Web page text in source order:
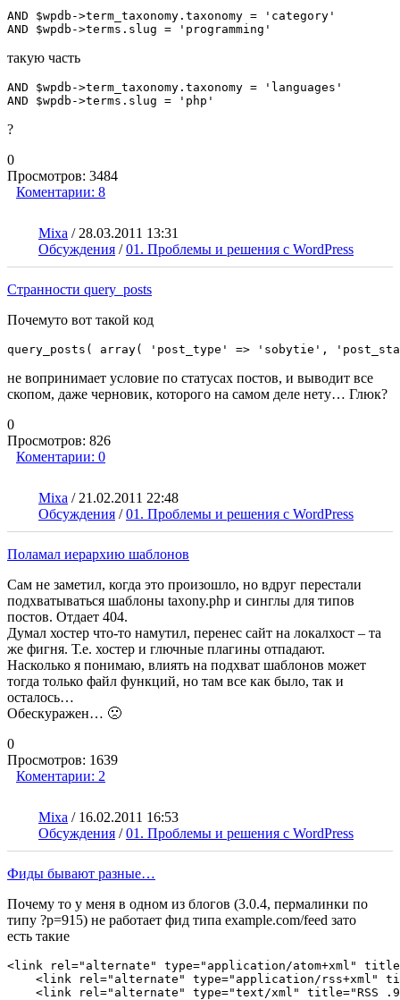
AND $wpdb->term_taxonomy.taxonomy = 'category'
AND $wpdb->terms.slug = 'programming'
такую часть
AND $wpdb->term_taxonomy.taxonomy = 'languages'
AND $wpdb->terms.slug = 'php'
?
0
Просмотров: 3484
Коментарии: 8
Mixa / 28.03.2011 13:31
Обсуждения /01. Проблемы и решения с WordPress
Странности query_posts
Почемуто вот такой код
query_posts( array( 'post_type' => 'sobytie',
не вопринимает условие по статусах постов, и выводит все
скопом, даже черновик, которого на самом деле нету… Глюк?
0
Просмотров: 826
Коментарии: 0
Mixa / 21.02.2011 22:48
Обсуждения /01. Проблемы и решения с WordPress
Поламал иерархию шаблонов
Сам не заметил, когда это произошло, но вдруг перестали
подхватываться шаблоны taxony.php и синглы для типов
постов. Отдает 404.
Думал хостер что-то намутил, перенес сайт на локалхост – та
же фигня. Т.е. хостер и глючные плагины отпадают.
Насколько я понимаю, влиять на подхват шаблонов может
тогда только файл функций, но там все как было, так и
осталось…
Обескуражен… 🙁
0
Просмотров: 1639
Коментарии: 2
Mixa / 16.02.2011 16:53
Обсуждения /01. Проблемы и решения с WordPress
Фиды бывают разные…
Почему то у меня в одном из блогов (3.0.4, пермалинки по
типу ?p=915) не работает фид типа example.com/feed зато
есть такие
<link rel="alternate" type="application/atom+xml"
<link rel="alternate" type="application/rss+xml"
<link rel="alternate" type="text/xml" title="RSS